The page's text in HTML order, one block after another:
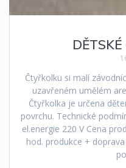
Čtyřkolku si malí
uzavřeném umělém
Čtyřkolka je určena
povrchu. Technické
el.energie 220 V Cena
hod. produkce +